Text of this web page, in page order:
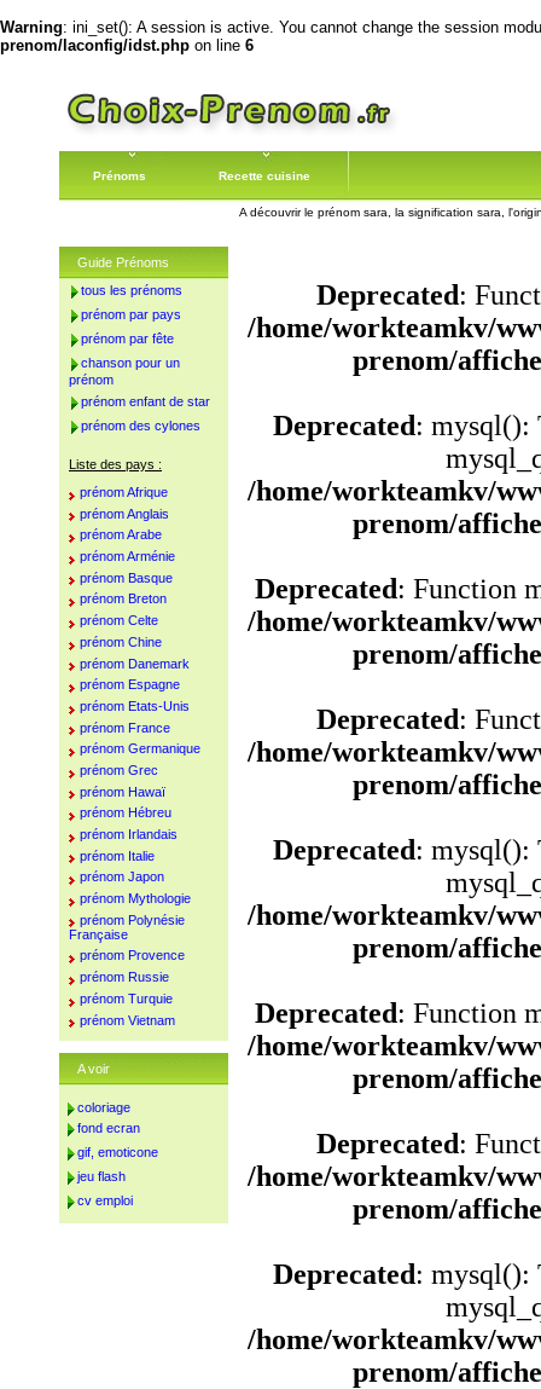
Warning: ini_set(): A session is active. You cannot change the session
prenom/laconfig/idst.php on line 6
Prénoms Recette cuisine
A découvrir le prénom sara, la signification sara,
Deprecated:
/home/workteamkv/
prenom/
Deprecated: mysql():
/home/workteamkv/
prenom/
Deprecated: Function
/home/workteamkv/
prenom/
Deprecated:
/home/workteamkv/
prenom/
Deprecated: mysql():
/home/workteamkv/
prenom/
Deprecated: Function
/home/workteamkv/
prenom/
Deprecated:
/home/workteamkv/
prenom/
Deprecated: mysql():
/home/workteamkv/
prenom/
Guide Prénoms
tous les prénoms
prénom par pays
prénom par fête
chanson pour un
prénom
prénom enfant de star
prénom des cylones
Liste des pays :
prénom Afrique
prénom Anglais
prénom Arabe
prénom Arménie
prénom Basque
prénom Breton
prénom Celte
prénom Chine
prénom Danemark
prénom Espagne
prénom Etats-Unis
prénom France
prénom Germanique
prénom Grec
prénom Hawaï
prénom Hébreu
prénom Irlandais
prénom Italie
prénom Japon
prénom Mythologie
prénom Polynésie
Française
prénom Provence
prénom Russie
prénom Turquie
prénom Vietnam
A voir
coloriage
fond ecran
gif, emoticone
jeu flash
cv emploi